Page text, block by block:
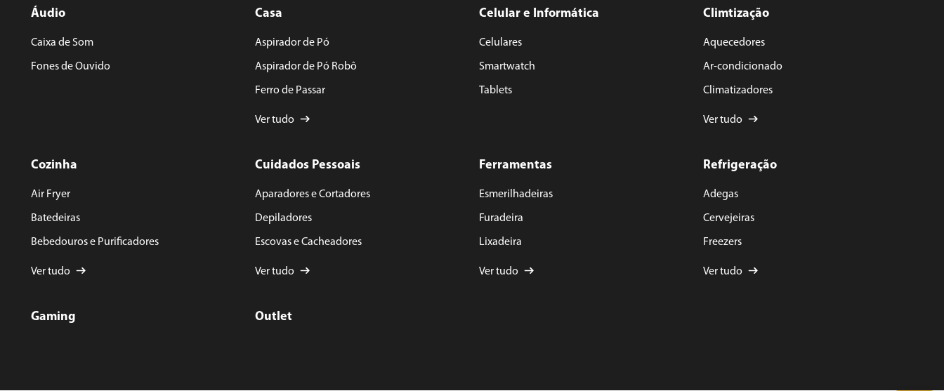
ENVIAR AVALIAÇÃO
Áudio
Caixa de Som
Fones de Ouvido
Casa
Aspirador de Pó
Aspirador de Pó Robô
Ferro de Passar
Ver tudo
Celular e Informática
Celulares
Smartwatch
Tablets
Climtização
Aquecedores
Ar-condicionado
Climatizadores
Ver tudo
Cozinha
Air Fryer
Batedeiras
Bebedouros e Purificadores
Ver tudo
Cuidados Pessoais
Aparadores e Cortadores
Depiladores
Escovas e Cacheadores
Ver tudo
Ferramentas
Esmerilhadeiras
Furadeira
Lixadeira
Ver tudo
Refrigeração
Adegas
Cervejeiras
Freezers
Ver tudo
Gaming Outlet